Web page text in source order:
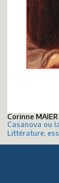
Corinne MAIER
Casanova ou
Littérature,